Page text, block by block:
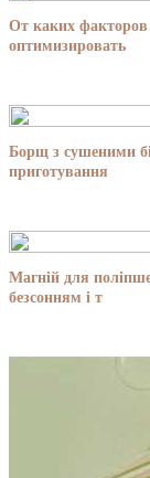
От каких факторов
оптимизировать
Борщ з сушеними
приготування
Магній для
безсонням і т